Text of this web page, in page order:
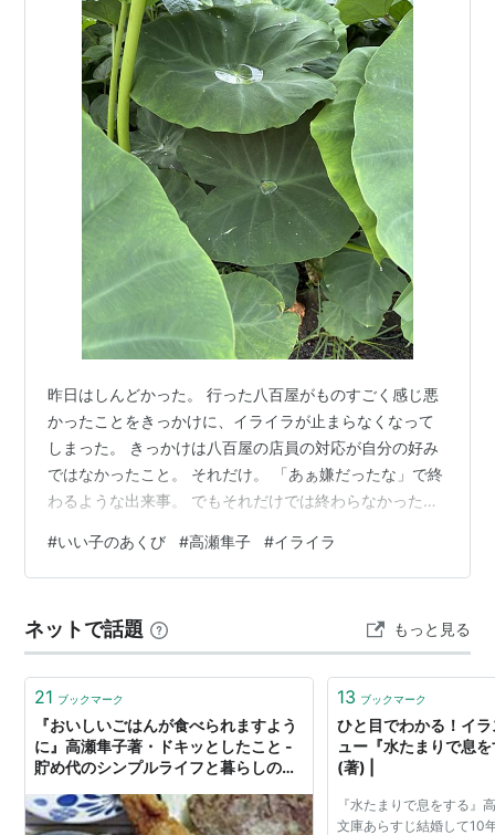
昨日はしんどかった。 行った八百屋がものすごく感じ悪
かったことをきっかけに、イライラが止まらなくなって
しまった。 きっかけは八百屋の店員の対応が自分の好み
ではなかったこと。 それだけ。 「あぁ嫌だったな」で終
わるような出来事。 でもそれだけでは終わらなかった。
終わらないタスクに日々の家事。 何をしてもイライラ
し、大好きなK-POPのYouTubeもイライラした。 ムキ
なった時にやっと気が付いた。 わたし、いつものわたし
じゃないんだ。 疲れてたり、知らず知らずのうちにスト
レスがたまってたんだ。 …
#いい子のあくび #高瀬隼子 #イライラ
ネットで話題 もっと見る
21 ブックマーク
『おいしいごはんが食べられますよう
に』高瀬隼子著・ドキッとしたこと -
貯め代のシンプルライフと暮らしのヒ
13 ブックマーク
ひと目でわかる！イ
ュー『水たまりで息
(著) |
『水たまりで息をする』
文庫あらすじ結婚して10